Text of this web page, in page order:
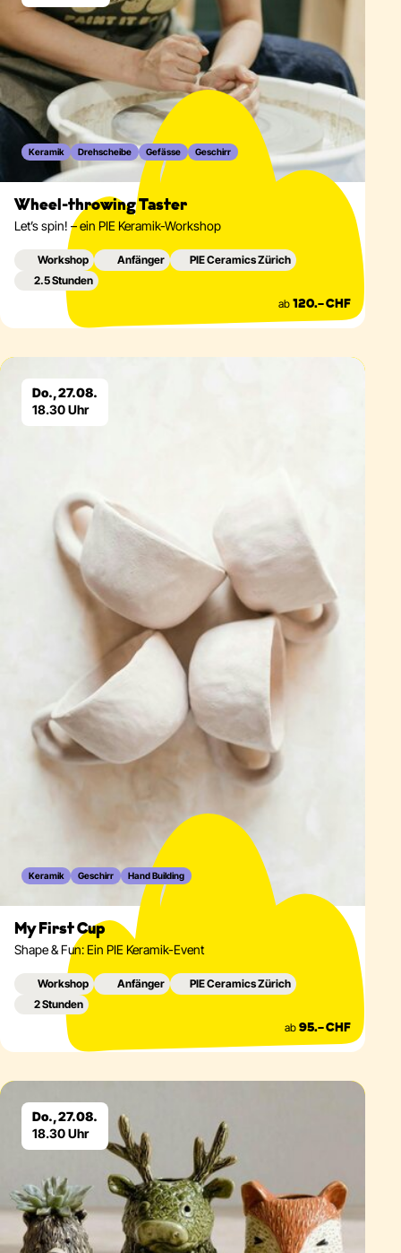
Keramik Drehscheibe Gefässe Geschirr
Wheel-throwing Taster
Let’s spin! – ein PIE Keramik-Workshop
Workshop Anfänger
PIE Ceramics Zürich
2.5 Stunden
ab 120.– CHF
Do., 27.08.
18.30 Uhr
Keramik Geschirr Hand Building
My First Cup
Shape & Fun: Ein PIE Keramik-Event
Workshop Anfänger
PIE Ceramics Zürich
2 Stunden
ab 95.– CHF
Do., 27.08.
18.30 Uhr